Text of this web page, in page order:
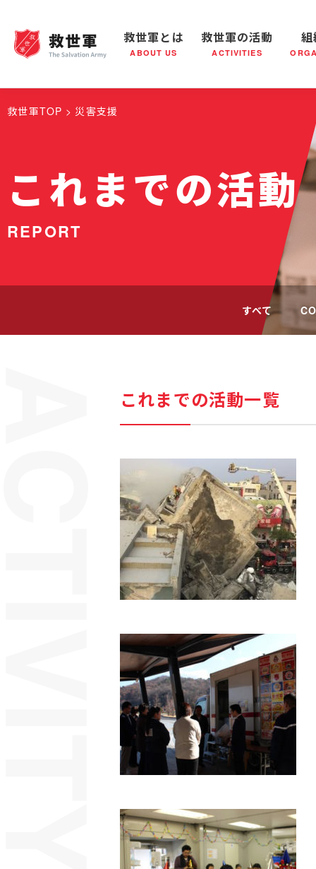
救世軍とは
ABOUT US
救世軍とは 世界が抱えている社会問題 救世軍
救世軍の活動
ACTIVITIES
救世軍の活動 社会鍋
組織概要
救世軍TOP 災害支援
これまでの活動
REPORT
すべて
これまでの活動一覧